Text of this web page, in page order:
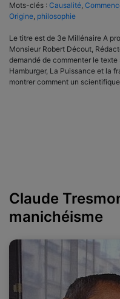
Mots-clés : Causalité,
Origine, philosophie
Le titre est de 3e Millénaire A
Monsieur Robert Décout,
demandé de commenter le
Hamburger, La Puissance et la
montrer comment un
Claude
manichéisme